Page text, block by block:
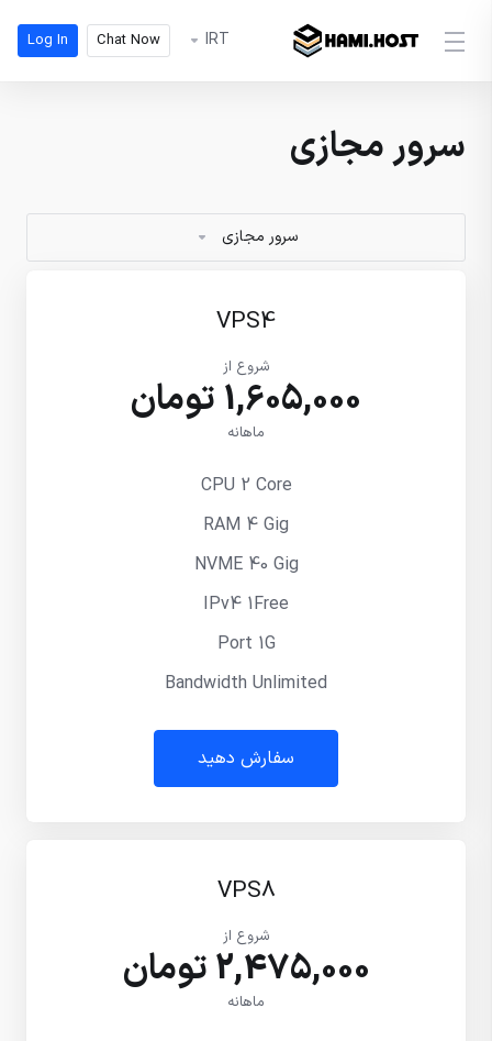
IRT
Chat Now
Log In
سرور مجازی
سرور مجازی
VPS4
شروع از
1,605,000 تومان
ماهانه
CPU 2 Core
RAM 4 Gig
NVME 40 Gig
IPv4 1Free
Port 1G
Bandwidth Unlimited
سفارش دهید
VPS8
شروع از
2,475,000 تومان
ماهانه